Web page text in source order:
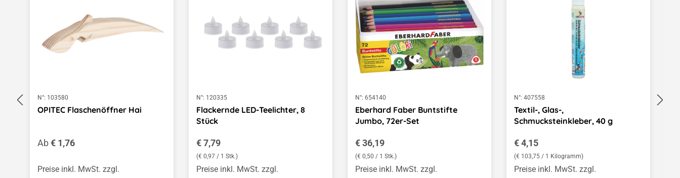
N°: 103580
OPITEC Flaschenöffner Hai
Regulärer Preis:
Ab€ 1,76
Preise inkl. MwSt. zzgl.
N°: 120335
Flackernde LED-Teelichter, 8
Stück
Regulärer Preis:
€ 7,79
(€ 0,97 / 1 Stk.)
Preise inkl. MwSt. zzgl.
N°: 654140
Eberhard Faber Buntstifte
Jumbo, 72er-Set
Regulärer Preis:
€ 36,19
(€ 0,50 / 1 Stk.)
Preise inkl. MwSt. zzgl.
N°: 407558
Textil-, Glas-,
Schmucksteinkleber, 40 g
Regulärer Preis:
€ 4,15
(€ 103,75 / 1 Kilogramm)
Preise inkl. MwSt. zzgl.